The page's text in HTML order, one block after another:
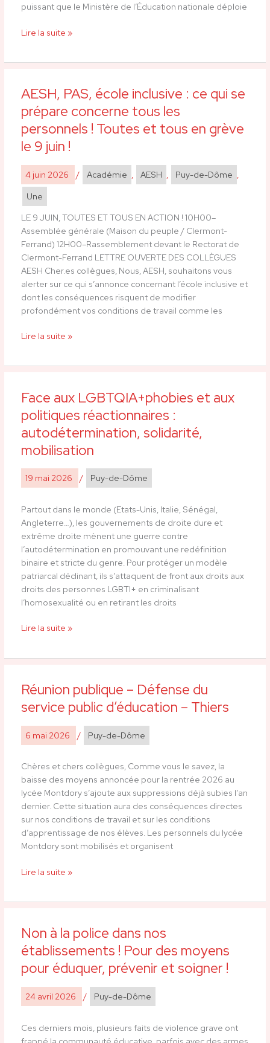
puissant que le Ministère de l’Éducation nationale déploie
Lire la suite »
AESH, PAS, école inclusive : ce qui se
prépare concerne tous les
personnels ! Toutes et tous en grève
le 9 juin !
4 juin 2026 / Académie , AESH , Puy-de-Dôme ,
Une
LE 9 JUIN, TOUTES ET TOUS EN ACTION ! 10H00–
Assemblée générale (Maison du peuple / Clermont-
Ferrand) 12H00–Rassemblement devant le Rectorat de
Clermont-Ferrand LETTRE OUVERTE DES COLLÈGUES
AESH Cher.es collègues, Nous, AESH, souhaitons vous
alerter sur ce qui s’annonce concernant l’école inclusive et
dont les conséquences risquent de modifier
profondément vos conditions de travail comme les
AESH,
PAS,
école
inclusive
:
qui
se
prépare
tous
les
personnels
Toutes
et
tous
en
grève
Lire la suite »
Face aux LGBTQIA+phobies et aux
politiques réactionnaires :
autodétermination, solidarité,
mobilisation
19 mai 2026 / Puy-de-Dôme
Partout dans le monde (Etats-Unis, Italie, Sénégal,
Angleterre…), les gouvernements de droite dure et
extrême droite mènent une guerre contre
l’autodétermination en promouvant une redéfinition
binaire et stricte du genre. Pour protéger un modèle
patriarcal déclinant, ils s’attaquent de front aux droits aux
droits des personnes LGBTI+ en criminalisant
l’homosexualité ou en retirant les droits
Face
LGBTQIA+phobies
et
aux
réactionnaires
:
solidarité,
mobilisation
Lire la suite »
Réunion publique – Défense du
service public d’éducation – Thiers
6 mai 2026 / Puy-de-Dôme
Chères et chers collègues, Comme vous le savez, la
baisse des moyens annoncée pour la rentrée 2026 au
lycée Montdory s’ajoute aux suppressions déjà subies l’an
dernier. Cette situation aura des conséquences directes
sur nos conditions de travail et sur les conditions
d’apprentissage de nos élèves. Les personnels du lycée
Montdory sont mobilisés et organisent
Réunion
publique
–
Défense
du
public
d’éducation
–
Thiers
Lire la suite »
Non à la police dans nos
établissements ! Pour des moyens
pour éduquer, prévenir et soigner !
24 avril 2026 / Puy-de-Dôme
Ces derniers mois, plusieurs faits de violence grave ont
Non
à
la
police
nos
!
Pour